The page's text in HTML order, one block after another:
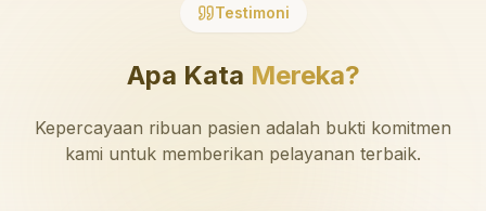
Testimoni
Apa Kata Mereka?
Kepercayaan ribuan pasien adalah bukti komitmen
kami untuk memberikan pelayanan terbaik.